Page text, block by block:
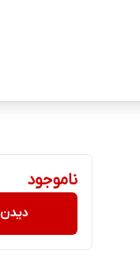
ناموجود